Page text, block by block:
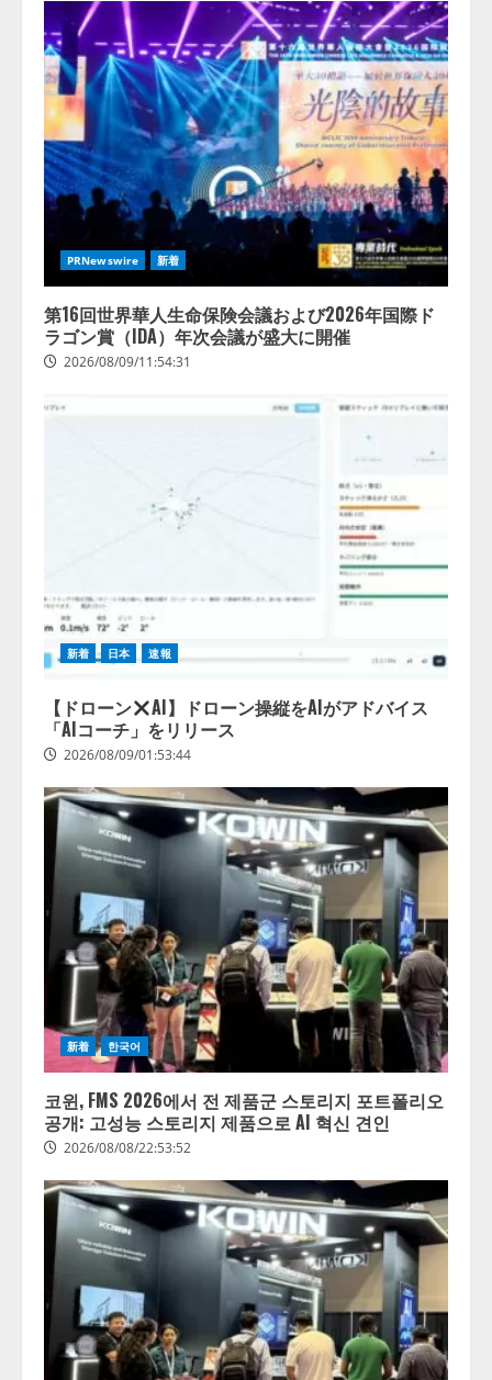
2026/08/07/13:53:50
る企業
は
26.8％。
AI導入
企業の
68.0％
が、自
社での
AI導
入・活
用は
「上手
くいっ
てい
る」と
回答
PRNewswire 新着
第16回世界華人生命保険会議および2026年国際ド
ラゴン賞（IDA）年次会議が盛大に開催
2026/08/09/11:54:31
新着 日本 速報
【ドローン
AI】ドローン操縦をAIがアドバイス
「AIコーチ」をリリース
2026/08/09/01:53:44
新着 한국어
코윈, FMS 2026에서 전 제품군 스토리지 포트폴리오
공개: 고성능 스토리지 제품으로 AI 혁신 견인
2026/08/08/22:53:52